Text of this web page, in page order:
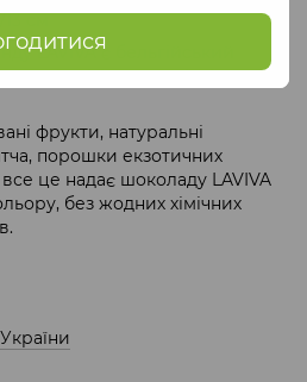
13 см
LAVIVA є бельгійський
у світі як найякісніший та
фрукти, натуральні
порошки екзотичних
все це надає шоколаду LAVIVA
без жодних хімічних